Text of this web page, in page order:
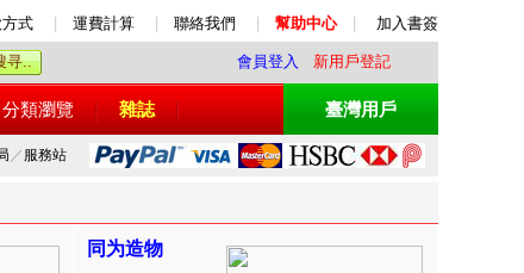
式 運費計算 聯絡我們 幫助中心 加入書簽
會員登入 新用戶登記
分類瀏覽 雜誌 臺灣用戶
／ 服務站
同为造物